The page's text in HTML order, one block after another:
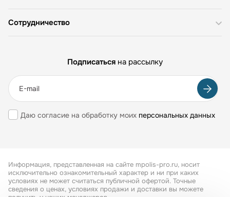
Сотрудничество
Подписаться на рассылку
Даю согласие на обработку моих персональных данных
Информация, представленная на сайте mpolis-pro.ru, носит
исключительно ознакомительный характер и ни при каких
условиях не может считаться публичной офертой. Точные
сведения о ценах, условиях продажи и доставки вы можете